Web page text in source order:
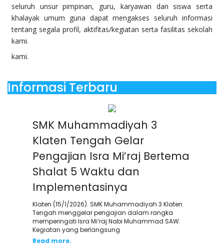
seluruh unsur pimpinan, guru, karyawan dan siswa serta
khalayak umum guna dapat mengakses seluruh informasi
tentang segala profil, aktifitas/kegiatan serta fasilitas sekolah
kami.
kami.
Informasi Terbaru
SMK Muhammadiyah 3
Klaten Tengah Gelar
Pengajian Isra Mi’raj Bertema
Shalat 5 Waktu dan
Implementasinya
Klaten (15/1/2026). SMK Muhammadiyah 3 Klaten
Tengah menggelar pengajian dalam rangka
memperingati Isra Mi’raj Nabi Muhammad SAW.
Kegiatan yang berlangsung
Read more.